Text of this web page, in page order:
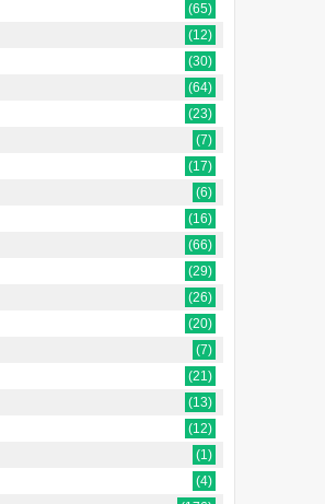
(65)
(12)
(30)
(64)
(23)
(7)
(17)
(6)
(16)
(66)
(29)
(26)
(20)
(7)
(21)
(13)
(12)
(1)
(4)